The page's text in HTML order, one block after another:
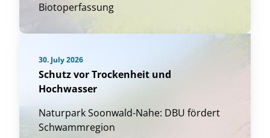
Biotoperfassung
30. July 2026
Schutz vor Trockenheit und
Hochwasser
Naturpark Soonwald-Nahe: DBU fördert
Schwammregion